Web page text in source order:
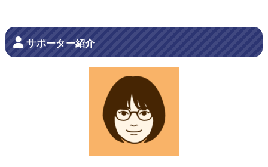
サポーター紹介